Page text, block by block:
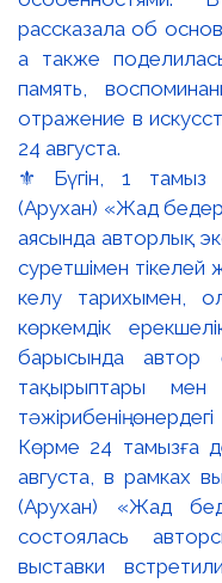
⚜️ Бүгін, 1 тамыз
(Арухан) «Жад
аясында авторлық
суретшімен тікелей
келу тарихымен,
көркемдік
барысында автор
тақырыптары
тәжірибенің
Көрме 24 тамызға
августа, в рамках
(Арухан) «Жад
состоялась
выставки